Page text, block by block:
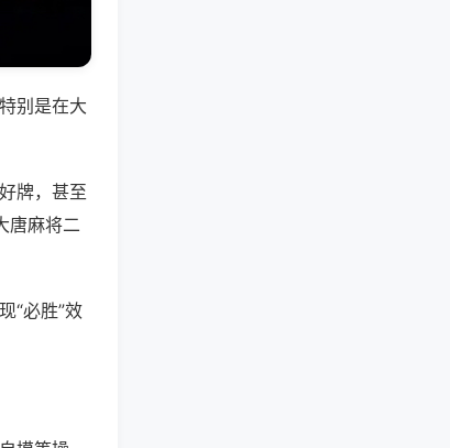
别是在大
牌，甚至
唐麻将二
“必胜”效